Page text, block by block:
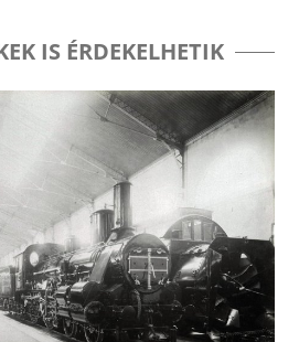
IS ÉRDEKELHETIK